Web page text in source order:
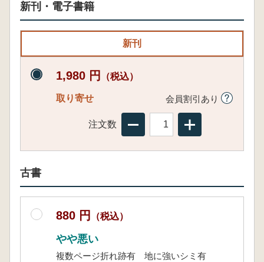
新刊・電子書籍
新刊
1,980 円 （税込）
取り寄せ 会員割引あり
注文数
古書
880 円 （税込）
やや悪い
複数ページ折れ跡有 地に強いシミ有